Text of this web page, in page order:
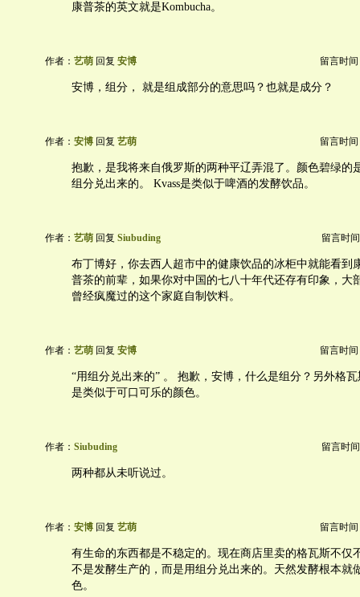
康普茶的英文就是Kombucha。
作者： 艺萌 回复 安博 留言时间
安博，组分， 就是组成部分的意思吗？也就是成分？
作者： 安博 回复 艺萌 留言时间
抱歉，是我将来自俄罗斯的两种平辽弄混了。颜色碧绿的
组分兑出来的。 Kvass是类似于啤酒的发酵饮品。
作者： 艺萌 回复 Siubuding 留言时
布丁博好，你去西人超市中的健康饮品的冰柜中就能看到
普茶的前辈，如果你对中国的七八十年代还存有印象，大
曾经疯魔过的这个家庭自制饮料。
作者： 艺萌 回复 安博 留言时间
“用组分兑出来的” 。 抱歉，安博，什么是组分？另外格
是类似于可口可乐的颜色。
作者： Siubuding 留言时
两种都从未听说过。
作者： 安博 回复 艺萌 留言时间
有生命的东西都是不稳定的。现在商店里卖的格瓦斯不仅
不是发酵生产的，而是用组分兑出来的。天然发酵根本就
色。